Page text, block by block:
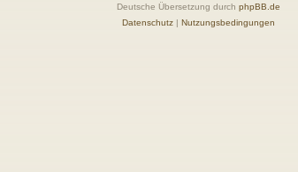
Deutsche Übersetzung durch phpBB.de
Datenschutz| Nutzungsbedingungen